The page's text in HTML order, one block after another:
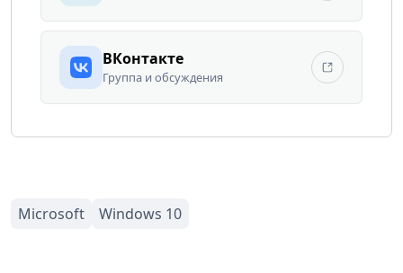
ВКонтакте
Группа и обсуждения